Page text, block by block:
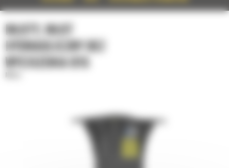
MŁOTY, MŁOT
HYDRAULICZNY BEZ
WYCISZENIA B1S